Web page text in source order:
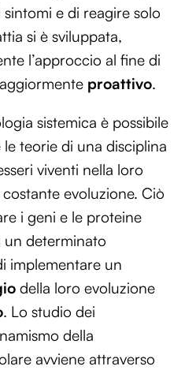
e di reagire solo
si è sviluppata,
l’approccio al fine di
proattivo.
sistemica è possibile
teorie di una disciplina
viventi nella loro
evoluzione. Ciò
i geni e le proteine
un determinato
implementare un
della loro evoluzione
. Lo studio dei
della
avviene attraverso